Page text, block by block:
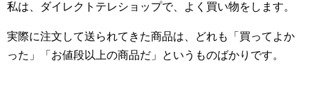
私は、ダイレクトテレショップで、よく買い物をします。
実際に注文して送られてきた商品は、どれも「買ってよか
った」「お値段以上の商品だ」というものばかりです。